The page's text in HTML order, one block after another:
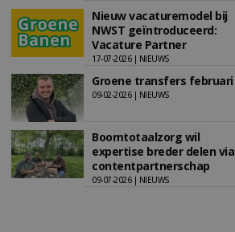
Nieuw vacaturemodel bij
NWST geïntroduceerd:
Vacature Partner
17-07-2026 | NIEUWS
Groene transfers februari
09-02-2026 | NIEUWS
Boomtotaalzorg wil
expertise breder delen via
contentpartnerschap
09-07-2026 | NIEUWS